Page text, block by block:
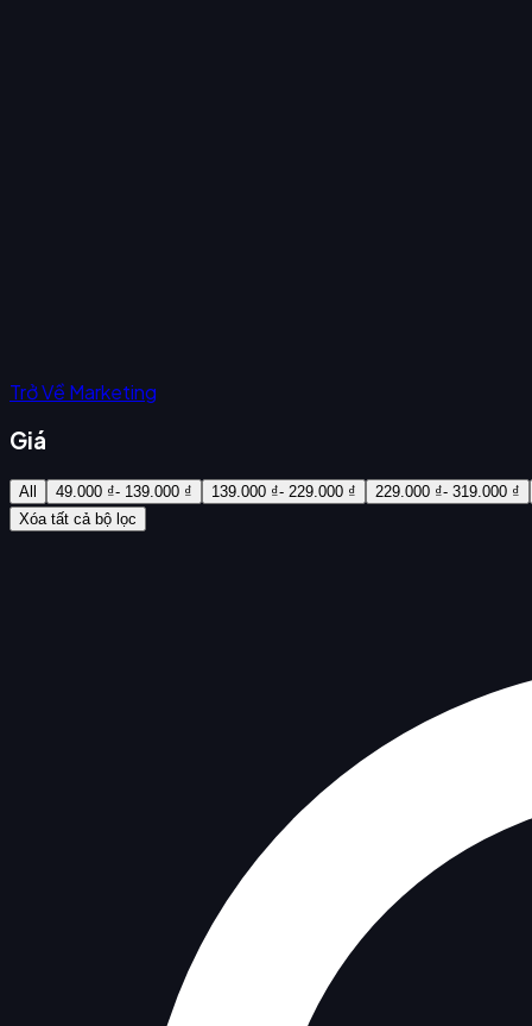
Trở Về Marketing
Giá
All 49.000 ₫- 139.000 ₫ 139.000 ₫- 229.000 ₫ 229.000 ₫- 319.000 ₫
Xóa tất cả bộ lọc